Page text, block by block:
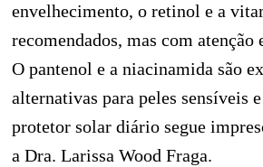
envelhecimento, o retinol e a
recomendados, mas com atenção
O pantenol e a niacinamida são
alternativas para peles sensíveis
protetor solar diário segue
a Dra. Larissa Wood Fraga.